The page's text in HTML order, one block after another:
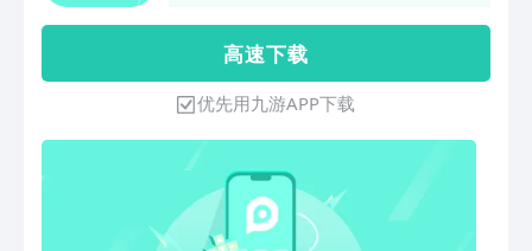
高 速 下 载
优先用九游APP下载